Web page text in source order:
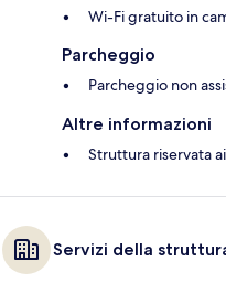
Wi-Fi gratuito in
Parcheggio
Parcheggio non
Altre informazioni
Struttura riservata
Servizi della